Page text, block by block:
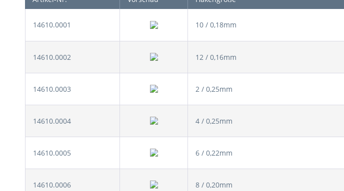
14610.0001 10 / 0,18mm
14610.0002 12 / 0,16mm
14610.0003 2 / 0,25mm
14610.0004 4 / 0,25mm
14610.0005 6 / 0,22mm
14610.0006 8 / 0,20mm